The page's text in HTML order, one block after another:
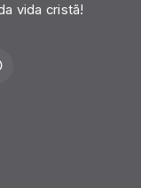
vida cristã!